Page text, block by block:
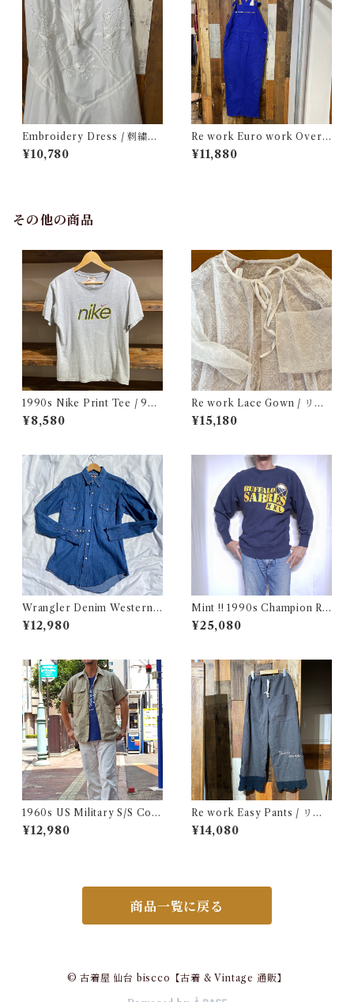
Embroidery Dress / 刺繍入
り キャミ ドレス
¥10,780
Re work Euro work Overal
l / リワーク ユーロ ワーク オ
ーバーオール サロペット 古着
¥11,880
その他の商品
1990s Nike Print Tee / 90
年代 ナイキ プリント Tシャツ
古着
¥8,580
Re work Lace Gown / リワ
ーク レース ガウン 古着
¥15,180
Wrangler Denim Western S
hirt 15 1/2 Made in USA / ラ
ングラー デニムウエスタン シ
¥12,980
Mint !! 1990s Champion Re
verse Weave NHL SABRES
Size L / チャンピオン リバー
¥25,080
1960s US Military S/S Cott
on Poplin Shirt / 60年代 US
AF USN ARMY コットン ポ
¥12,980
Re work Easy Pants / リワ
ーク イージー パンツ クロシェ
& 刺繍入り
¥14,080
商品一覧に戻る
© 古着屋 仙台 biscco【古着 & Vintage 通販】